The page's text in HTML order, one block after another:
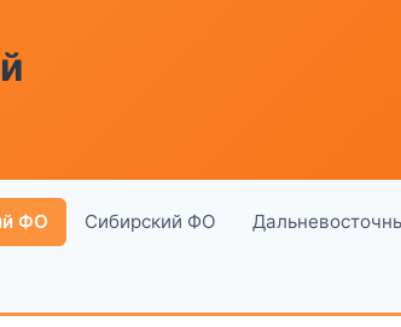
ФО Сибирский ФО